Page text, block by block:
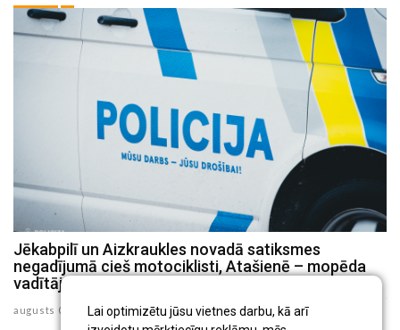
Lai optimizētu jūsu vietnes darbu, kā arī
Jēkabpilī un Aizkraukles novadā satiksmes
negadījumā cieš motociklisti, Atašienē – mopēda
vadītājs
augusts 03 , 2026